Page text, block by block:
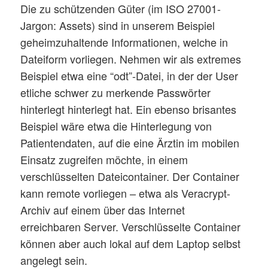
Die zu schützenden Güter (im ISO 27001-
Jargon: Assets) sind in unserem Beispiel
geheimzuhaltende Informationen, welche in
Dateiform vorliegen. Nehmen wir als extremes
Beispiel etwa eine “odt”-Datei, in der der User
etliche schwer zu merkende Passwörter
hinterlegt hinterlegt hat. Ein ebenso brisantes
Beispiel wäre etwa die Hinterlegung von
Patientendaten, auf die eine Ärztin im mobilen
Einsatz zugreifen möchte, in einem
verschlüsselten Dateicontainer. Der Container
kann remote vorliegen – etwa als Veracrypt-
Archiv auf einem über das Internet
erreichbaren Server. Verschlüsselte Container
können aber auch lokal auf dem Laptop selbst
angelegt sein.